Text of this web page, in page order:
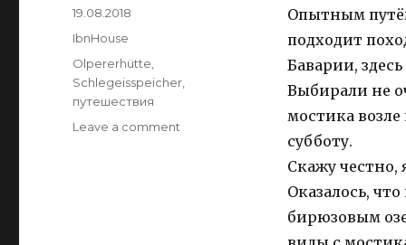
Опытным
подходит
Баварии,
Выбирали не
мостика
субботу.
Скажу честно,
Оказалось,
бирюзовым
Posted
on
19.08.2018
Categories
IbnHouse
Tags
Olpererhütte
Schlegeisspeicher
путешествия
Leave a comment